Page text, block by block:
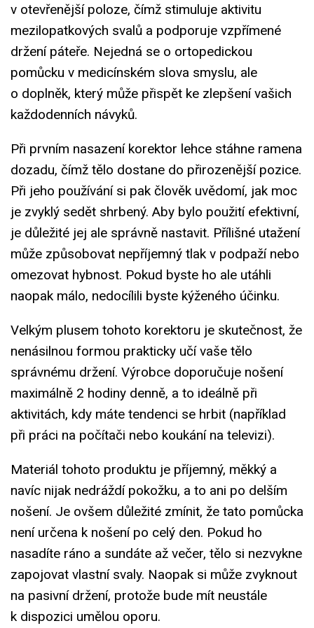
v otevřenější poloze, čímž stimuluje aktivitu
mezilopatkových svalů a podporuje vzpřímené
držení páteře. Nejedná se o ortopedickou
pomůcku v medicínském slova smyslu, ale
o doplněk, který může přispět ke zlepšení vašich
každodenních návyků.
Při prvním nasazení korektor lehce stáhne ramena
dozadu, čímž tělo dostane do přirozenější pozice.
Při jeho používání si pak člověk uvědomí, jak moc
je zvyklý sedět shrbený. Aby bylo použití efektivní,
je důležité jej ale správně nastavit. Přílišné utažení
může způsobovat nepříjemný tlak v podpaží nebo
omezovat hybnost. Pokud byste ho ale utáhli
naopak málo, nedocílili byste kýženého účinku.
Velkým plusem tohoto korektoru je skutečnost, že
nenásilnou formou prakticky učí vaše tělo
správnému držení. Výrobce doporučuje nošení
maximálně 2 hodiny denně, a to ideálně při
aktivitách, kdy máte tendenci se hrbit (například
při práci na počítači nebo koukání na televizi).
Materiál tohoto produktu je příjemný, měkký a
navíc nijak nedráždí pokožku, a to ani po delším
nošení. Je ovšem důležité zmínit, že tato pomůcka
není určena k nošení po celý den. Pokud ho
nasadíte ráno a sundáte až večer, tělo si nezvykne
zapojovat vlastní svaly. Naopak si může zvyknout
na pasivní držení, protože bude mít neustále
k dispozici umělou oporu.